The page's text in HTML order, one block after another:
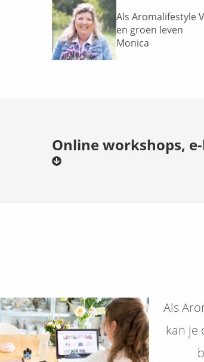
Als Aromalifestyle
en groen leven
Monica
Online workshops,
Als
kan je